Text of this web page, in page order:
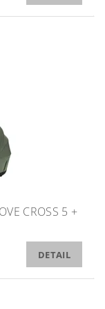
CROSS 5 +
DETAIL